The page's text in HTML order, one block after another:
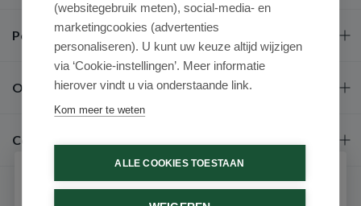
Populaire merken
Over ons
Contact
(websitegebruik meten), social-media- en
marketingcookies (advertenties
personaliseren). U kunt uw keuze altijd wijzigen
via ‘Cookie-instellingen’. Meer informatie
hierover vindt u via onderstaande link.
Kom meer te weten
ALLE COOKIES TOESTAAN
Schrijf je in voor onze nieuwsbrief